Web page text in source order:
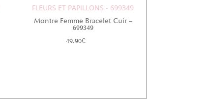
FLEURS ET PAPILLONS - 699349
Montre Femme Bracelet Cuir –
699349
49.90€